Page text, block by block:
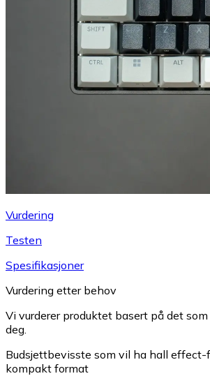
Vurdering
Testen
Spesifikasjoner
Vurdering etter behov
Vi vurderer produktet basert på det
deg.
Budsjettbevisste som vil ha hall effect-
kompakt format